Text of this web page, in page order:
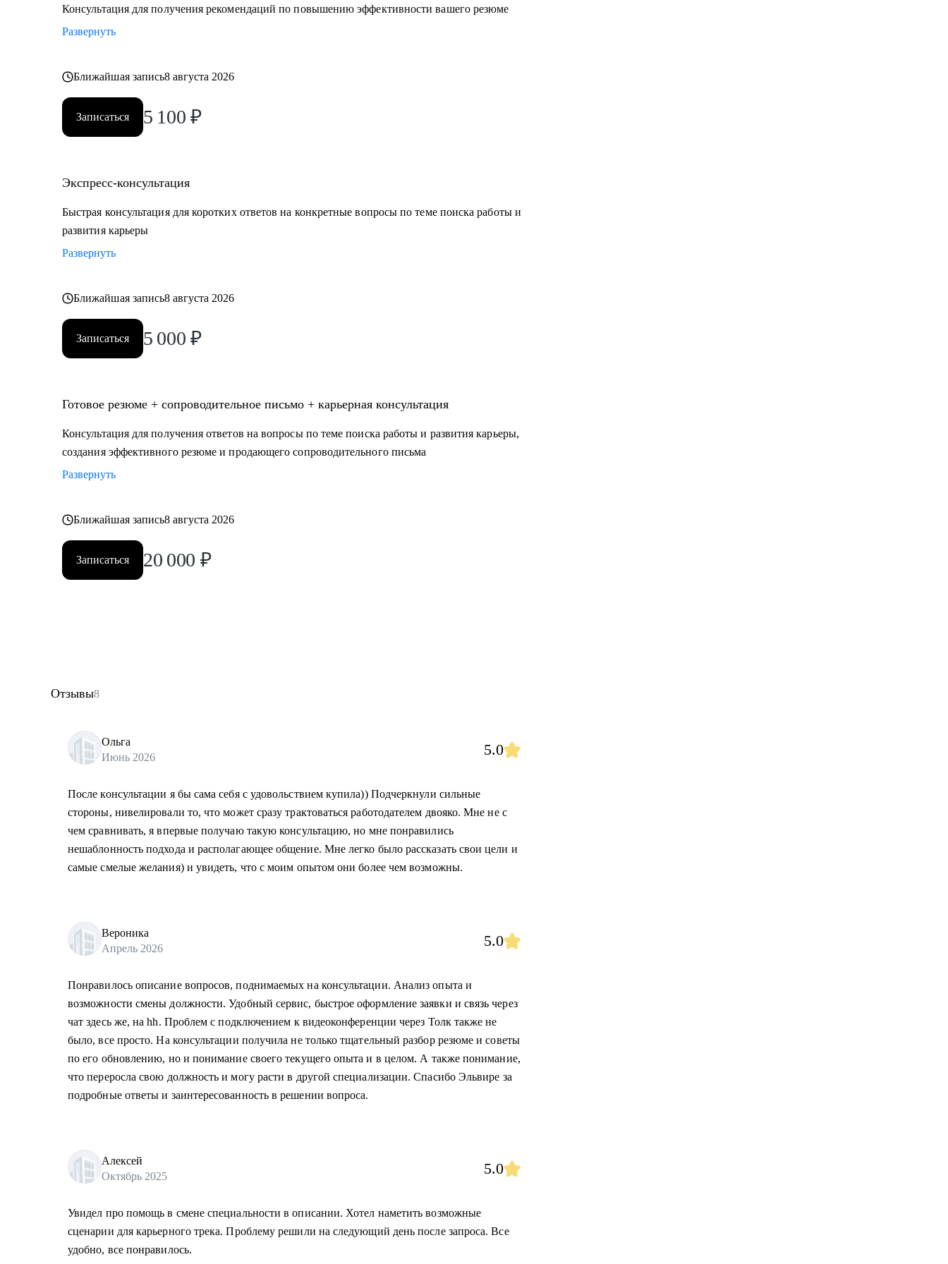
• E-commerce
Обращаю внимание, что специализируюсь только на российском рынке поиска работы.
Консультация для получения рекомендаций по повышению эффективности вашего резюме
Развернуть
Ближайшая запись8 августа 2026
Записаться 5 100 ₽
Экспресс-консультация
Быстрая консультация для коротких ответов на конкретные вопросы по теме поиска работы и
развития карьеры
Развернуть
Ближайшая запись8 августа 2026
Записаться 5 000 ₽
Готовое резюме + сопроводительное письмо + карьерная консультация
Консультация для получения ответов на вопросы по теме поиска работы и развития карьеры,
создания эффективного резюме и продающего сопроводительного письма
Развернуть
Ближайшая запись8 августа 2026
Записаться 20 000 ₽
Отзывы8
Ольга
Июнь 2026
5.0
После консультации я бы сама себя с удовольствием купила)) Подчеркнули сильные
стороны, нивелировали то, что может сразу трактоваться работодателем двояко. Мне не с
чем сравнивать, я впервые получаю такую консультацию, но мне понравились
нешаблонность подхода и располагающее общение. Мне легко было рассказать свои цели и
самые смелые желания) и увидеть, что с моим опытом они более чем возможны.
Вероника
Апрель 2026
5.0
Понравилось описание вопросов, поднимаемых на консультации. Анализ опыта и
возможности смены должности. Удобный сервис, быстрое оформление заявки и связь через
чат здесь же, на hh. Проблем с подключением к видеоконференции через Толк также не
было, все просто. На консультации получила не только тщательный разбор резюме и советы
по его обновлению, но и понимание своего текущего опыта и в целом. А также понимание,
что переросла свою должность и могу расти в другой специализации. Спасибо Эльвире за
подробные ответы и заинтересованность в решении вопроса.
Алексей
Октябрь 2025
5.0
Увидел про помощь в смене специальности в описании. Хотел наметить возможные
сценарии для карьерного трека. Проблему решили на следующий день после запроса. Все
удобно, все понравилось.